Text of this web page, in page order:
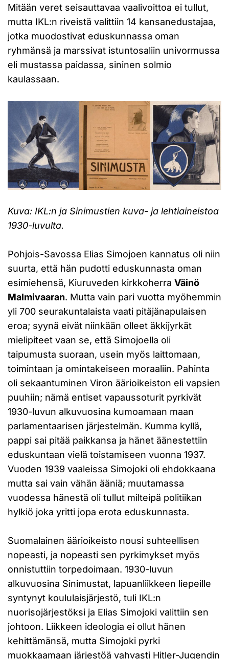
Mitään veret seisauttavaa vaalivoittoa ei tullut,
mutta IKL:n riveistä valittiin 14 kansanedustajaa,
jotka muodostivat eduskunnassa oman
ryhmänsä ja marssivat istuntosaliin univormussa
eli mustassa paidassa, sininen solmio
kaulassaan.
Kuva: IKL:n ja Sinimustien kuva- ja lehtiaineistoa
1930-luvulta.
Pohjois-Savossa Elias Simojoen kannatus oli niin
suurta, että hän pudotti eduskunnasta oman
esimiehensä, Kiuruveden kirkkoherra Väinö
Malmivaaran. Mutta vain pari vuotta myöhemmin
yli 700 seurakuntalaista vaati pitäjänapulaisen
eroa; syynä eivät niinkään olleet äkkijyrkät
mielipiteet vaan se, että Simojoella oli
taipumusta suoraan, usein myös laittomaan,
toimintaan ja omintakeiseen moraaliin. Pahinta
oli sekaantuminen Viron äärioikeiston eli vapsien
puuhiin; nämä entiset vapaussoturit pyrkivät
1930-luvun alkuvuosina kumoamaan maan
parlamentaarisen järjestelmän. Kumma kyllä,
pappi sai pitää paikkansa ja hänet äänestettiin
eduskuntaan vielä toistamiseen vuonna 1937.
Vuoden 1939 vaaleissa Simojoki oli ehdokkaana
mutta sai vain vähän ääniä; muutamassa
vuodessa hänestä oli tullut milteipä politiikan
hylkiö joka yritti jopa erota eduskunnasta.
Suomalainen äärioikeisto nousi suhteellisen
nopeasti, ja nopeasti sen pyrkimykset myös
onnistuttiin torpedoimaan. 1930-luvun
alkuvuosina Sinimustat, lapuanliikkeen liepeille
syntynyt koululaisjärjestö, tuli IKL:n
nuorisojärjestöksi ja Elias Simojoki valittiin sen
johtoon. Liikkeen ideologia ei ollut hänen
kehittämänsä, mutta Simojoki pyrki
muokkaamaan järjestöä vahvasti Hitler-Jugendin